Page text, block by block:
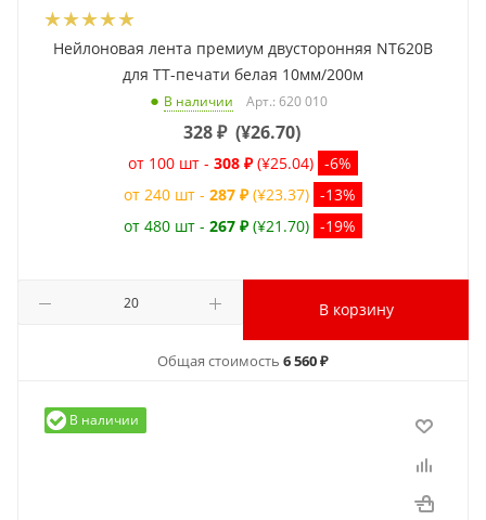
Нейлоновая лента премиум двусторонняя NT620B
для ТТ-печати белая 10мм/200м
В наличии Арт.: 620 010
328₽ (¥26.70)
от 100 шт - 308 ₽ (¥25.04) -6%
от 240 шт - 287 ₽ (¥23.37) -13%
от 480 шт - 267 ₽ (¥21.70) -19%
В корзину
Общая стоимость 6 560 ₽
В наличии